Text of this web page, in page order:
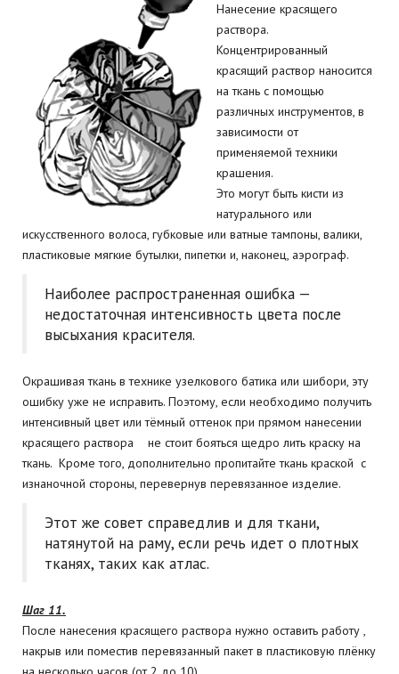
Нанесение красящего
раствора.
Концентрированный
красящий раствор наносится
на ткань с помощью
различных инструментов, в
зависимости от
применяемой техники
крашения.
Это могут быть кисти из
натурального или
искусственного волоса, губковые или ватные тампоны, валики,
пластиковые мягкие бутылки, пипетки и, наконец, аэрограф.
Наиболее распространенная ошибка —
недостаточная интенсивность цвета после
высыхания красителя.
Окрашивая ткань в технике узелкового батика или шибори, эту
ошибку уже не исправить. Поэтому, если необходимо получить
интенсивный цвет или тёмный оттенок при прямом нанесении
красящего раствора не стоит бояться щедро лить краску на
ткань. Кроме того, дополнительно пропитайте ткань краской с
изнаночной стороны, перевернув перевязанное изделие.
Этот же совет справедлив и для ткани,
натянутой на раму, если речь идет о плотных
тканях, таких как атлас.
Шаг 11.
После нанесения красящего раствора нужно оставить работу ,
накрыв или поместив перевязанный пакет в пластиковую плёнку